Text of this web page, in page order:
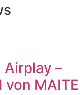
Airplay –
von MAITE